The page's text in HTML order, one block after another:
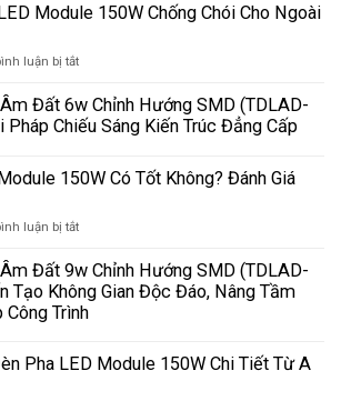
Module 150W Chống Chói Cho Ngoài
luận bị tắtở
Pha
LED
Chống
Đất 6w Chỉnh Hướng SMD (TDLAD-
Pháp Chiếu Sáng Kiến Trúc Đẳng Cấp
150W Có Tốt Không? Đánh Giá
luận bị tắtở
Pha
Module
150W
Không?
Đất 9w Chỉnh Hướng SMD (TDLAD-
Tạo Không Gian Độc Đáo, Nâng Tầm
Trình
Pha LED Module 150W Chi Tiết Từ A